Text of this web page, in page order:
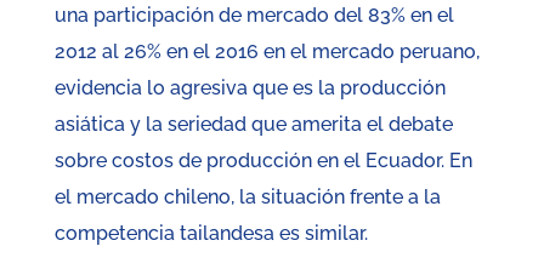
una participación de mercado del 83% en el
2012 al 26% en el 2016 en el mercado peruano,
evidencia lo agresiva que es la producción
asiática y la seriedad que amerita el debate
sobre costos de producción en el Ecuador. En
el mercado chileno, la situación frente a la
competencia tailandesa es similar.